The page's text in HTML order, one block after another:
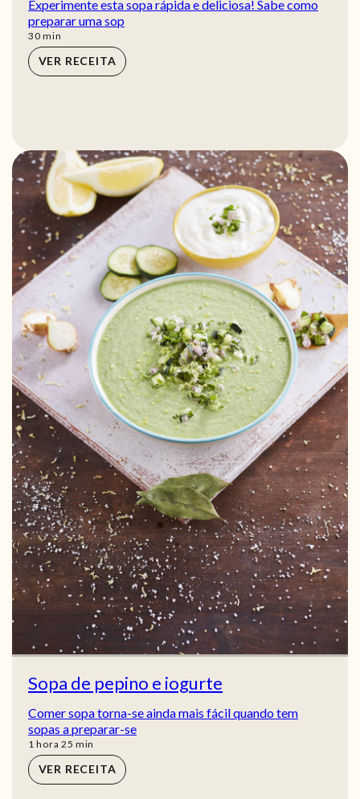
Experimente esta sopa rápida e deliciosa! Sabe como
preparar uma sop
30min
min
VER RECEITA
Sopa de pepino e iogurte
Comer sopa torna-se ainda mais fácil quando tem
sopas a preparar-se
1 hora
hora 25 min
min
VER RECEITA